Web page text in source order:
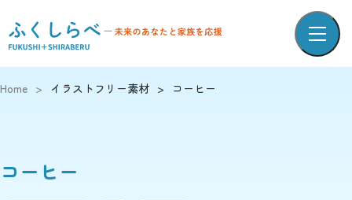
Home > イラストフリー素材 > コーヒー
コーヒー